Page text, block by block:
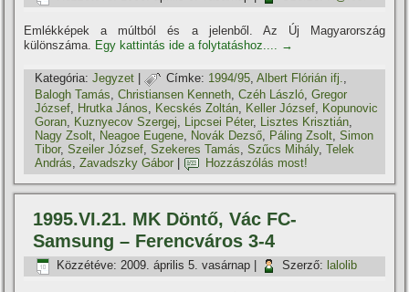
Emlékképek a múltból és a jelenből. Az Új Magyarország
különszáma. Egy kattintás ide a folytatáshoz.... →
Kategória: Jegyzet | Címke: 1994/95,Albert Flórián ifj.,
Balogh Tamás,Christiansen Kenneth,Czéh László,Gregor
József, Hrutka János, Kecskés Zoltán, Keller József, Kopunovic
Goran, Kuznyecov Szergej, Lipcsei Péter, Lisztes Krisztián,
Nagy Zsolt, Neagoe Eugene, Novák Dezső, Páling Zsolt,Simon
Tibor,Szeiler József,Szekeres Tamás,Szűcs Mihály,Telek
András,Zavadszky Gábor Hozzászólás most!
1995.VI.21. MK Döntő, Vác FC-
Samsung – Ferencváros 3-4
Közzétéve: 2009. április 5. vasárnap Szerző: lalolib